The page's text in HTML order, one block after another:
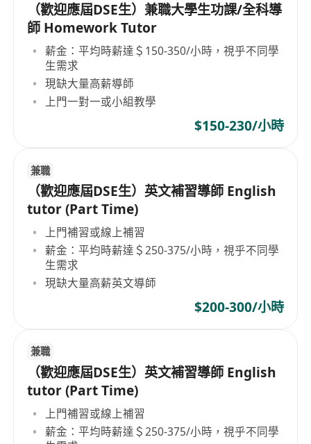
（歡迎應屆DSE生）兼職大學生功課/全科導
師 Homework Tutor
薪金：平均時薪達＄150-350/小時，視乎不同學
生需求
現缺大量高薪導師
上門一對一或小組教學
$150-230/小時
兼職
（歡迎應屆DSE生）英文補習導師 English
tutor (Part Time)
上門補習或線上補習
薪金：平均時薪達＄250-375/小時，視乎不同學
生需求
現缺大量高薪英文導師
$200-300/小時
兼職
（歡迎應屆DSE生）英文補習導師 English
tutor (Part Time)
上門補習或線上補習
薪金：平均時薪達＄250-375/小時，視乎不同學